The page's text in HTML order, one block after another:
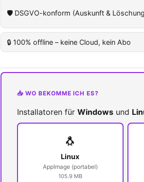
🛡️ DSGVO-konform (Auskunft &
🔒 100% offline – keine Cloud, kein Abo
📥 WO BEKOMME ICH ES?
Installatoren für Windows und
🐧
Linux
AppImage (portabel)
105.9 MB